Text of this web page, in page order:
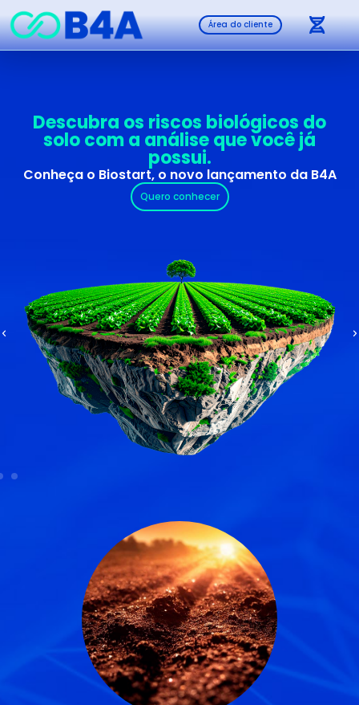
Área do cliente
Descubra os riscos biológicos do
solo com a análise que você já
possui.
Conheça o Biostart, o novo lançamento da B4A
Quero conhecer